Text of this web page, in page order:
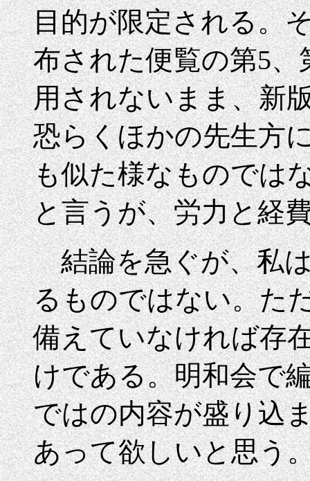
目的が限定される。
布された便覧の第5
用されないまま、新
恐らくほかの先生方
も似た様なものでは
と言うが、労力と経
結論を急ぐが、私は
るものではない。た
備えていなければ存
けである。明和会で
ではの内容が盛り込
あって欲しいと思う